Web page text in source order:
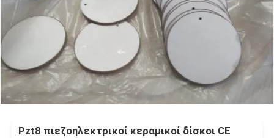
Pzt8 πιεζοηλεκτρικοί κεραμικοί δίσκοι CE